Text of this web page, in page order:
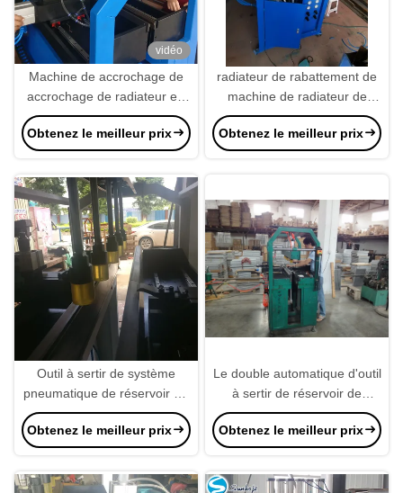
vidéo
Machine de accrochage de
accrochage de radiateur en
plastique du réservoir d'eau
de voiture d'outil de radiateur
pneumatique servo de
puissance C
Obtenez le meilleur prix
radiateur de rabattement de
machine de radiateur de
puissance de 220V 370W
faisant la machine
Obtenez le meilleur prix
Outil à sertir de système
pneumatique de réservoir en
plastique semi automatique
de radiateur
Obtenez le meilleur prix
Le double automatique d'outil
à sertir de réservoir de
radiateur des cylindres 4pcs
a dégrossi
Obtenez le meilleur prix